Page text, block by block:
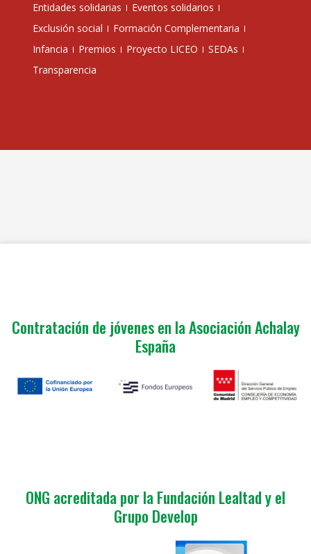
Entidades solidarias
Eventos solidarios
Exclusión social
Formación Complementaria
Infancia
Premios Proyecto LICEO
SEDAs
Transparencia
Contratación de jóvenes en la Asociación Achalay
España
ONG acreditada por la Fundación Lealtad y el
Grupo Develop